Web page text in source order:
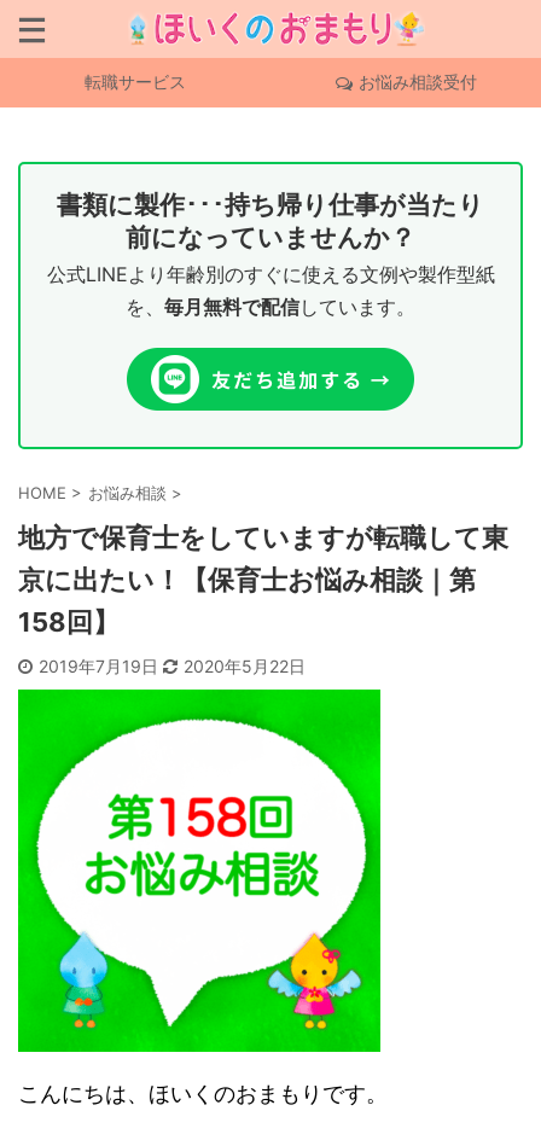
転職サービス お悩み相談受付
書類に製作･･･持ち帰り仕事が当たり
前になっていませんか？
公式LINEより年齢別のすぐに使える文例や製作型紙
を、 毎月無料で配信しています。
HOME > お悩み相談 >
地方で保育士をしていますが転職して東
京に出たい！【保育士お悩み相談｜第
158回】
2019年7月19日 2020年5月22日
こんにちは、ほいくのおまもりです。